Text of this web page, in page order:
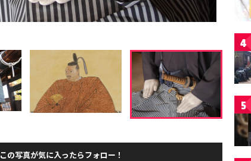
この写真が気に入ったらフォロー！
4
5